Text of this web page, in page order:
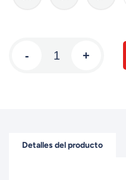
- +
Detalles del producto